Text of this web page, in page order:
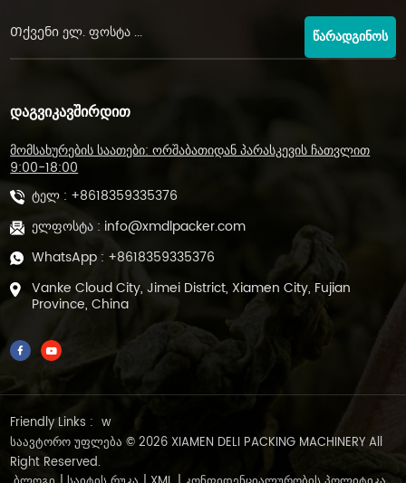
ᲬᲐᲠᲐᲓᲒᲘᲜᲝᲡ
ᲓᲐᲒᲕᲘᲙᲐᲕᲨᲘᲠᲓᲘᲗ
მომსახურების საათები: ორშაბათიდან პარასკევის ჩათვლით
9:00-18:00
ტელ : +8618359335376
ელფოსტა : info@xmdlpacker.com
WhatsApp : +8618359335376
Vanke Cloud City, Jimei District, Xiamen City, Fujian
Province, China
Friendly Links : w
საავტორო უფლება © 2026 XIAMEN DELI PACKING MACHINERY All
Right Reserved.